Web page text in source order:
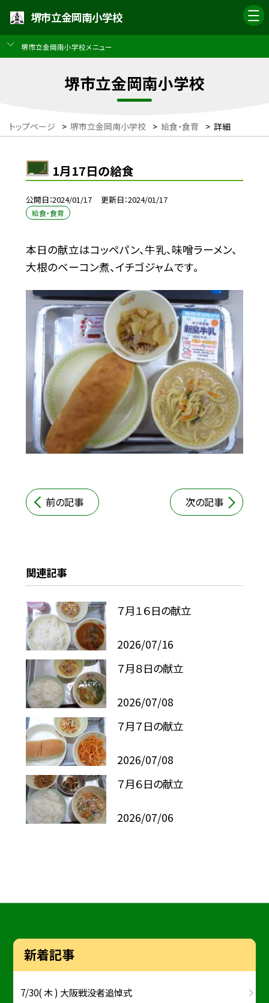
堺市立金岡南小学校
堺市立金岡南小学校メニュー
堺市立金岡南小学校
トップページ > 堺市立金岡南小学校 > 給食・食育 > 詳細
1月17日の給食
公開日 2024/01/17 更新日 2024/01/17
給食・食育
本日の献立はコッペパン、牛乳、味噌ラーメン、
大根のベーコン煮、イチゴジャムです。
前の記事 次の記事
関連記事
７月１６日の献立
2026/07/16
７月８日の献立
2026/07/08
７月７日の献立
2026/07/08
７月６日の献立
2026/07/06
新着記事
7/30( 木 ) 大阪戦没者追悼式